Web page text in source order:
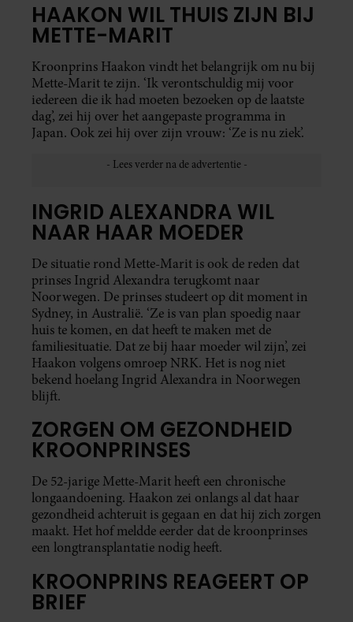
HAAKON WIL THUIS ZIJN BIJ
METTE-MARIT
Kroonprins Haakon vindt het belangrijk om nu bij
Mette-Marit te zijn. ‘Ik verontschuldig mij voor
iedereen die ik had moeten bezoeken op de laatste
dag’, zei hij over het aangepaste programma in
Japan. Ook zei hij over zijn vrouw: ‘Ze is nu ziek’.
INGRID ALEXANDRA WIL
NAAR HAAR MOEDER
De situatie rond Mette-Marit is ook de reden dat
prinses Ingrid Alexandra terugkomt naar
Noorwegen. De prinses studeert op dit moment in
Sydney, in Australië. ‘Ze is van plan spoedig naar
huis te komen, en dat heeft te maken met de
familiesituatie. Dat ze bij haar moeder wil zijn’, zei
Haakon volgens omroep NRK. Het is nog niet
bekend hoelang Ingrid Alexandra in Noorwegen
blijft.
ZORGEN OM GEZONDHEID
KROONPRINSES
De 52-jarige Mette-Marit heeft een chronische
longaandoening. Haakon zei onlangs al dat haar
gezondheid achteruit is gegaan en dat hij zich zorgen
maakt. Het hof meldde eerder dat de kroonprinses
een longtransplantatie nodig heeft.
KROONPRINS REAGEERT OP
BRIEF